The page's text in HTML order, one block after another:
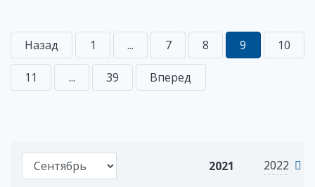
2021 2022
Назад 1 ... 7 8 9 10
11 ... 39 Вперед